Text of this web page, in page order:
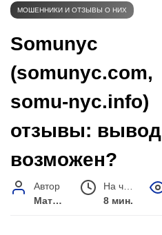
МОШЕННИКИ И ОТЗЫВЫ О НИХ
Somunyc
(somunyc.com,
somu-nyc.info)
отзывы: вывод
возможен?
Автор
Матвей Иванов
8 мин.